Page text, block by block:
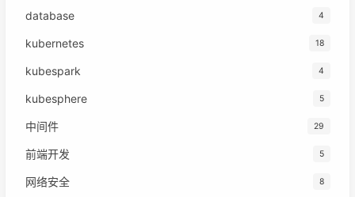
database 4
kubernetes 18
kubespark 4
kubesphere 5
中间件 29
前端开发 5
网络安全 8